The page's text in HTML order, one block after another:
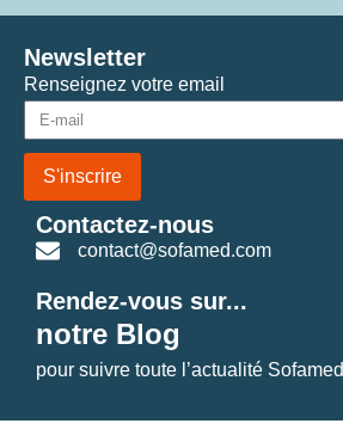
Renseignez votre email
S'inscrire
Newsletter
Contactez-nous
contact@sofamed.com
Rendez-vous sur...
notre Blog
pour suivre toute l’actualité Sofamed